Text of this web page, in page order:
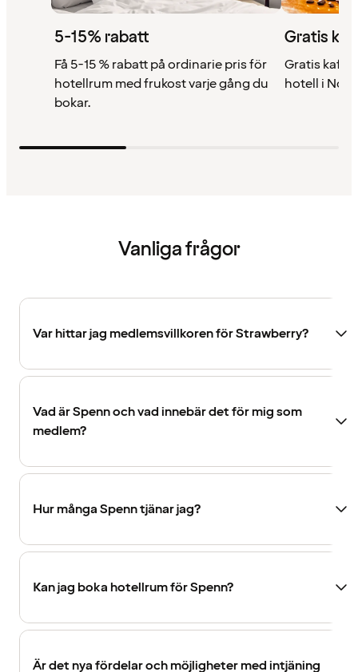
5-15% rabatt
Få 5-15 % rabatt på ordinarie pris för
hotellrum med frukost varje gång du
bokar.
Gratis
Gratis kaffe
hotell i
Vanliga frågor
Var hittar jag medlemsvillkoren för Strawberry?
Vad är Spenn och vad innebär det för mig som
medlem?
Hur många Spenn tjänar jag?
Kan jag boka hotellrum för Spenn?
Är det nya fördelar och möjligheter med intjäning